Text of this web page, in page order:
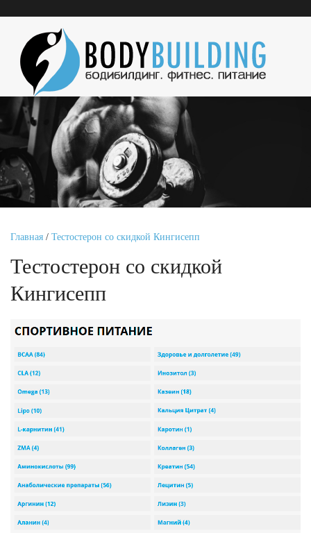
Главная / Тестостерон со скидкой Кингисепп
Тестостерон со скидкой
Кингисепп